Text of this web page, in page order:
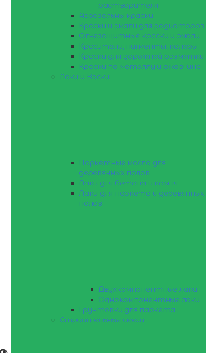
растворителя
Аэрозольны краски
Краски и эмали для радиаторов
Огнезащитные краски и эмали
Красители, пигменты, колеры
Краски для дорожной разметки
Краски по металлу и ржавчине
Лаки и Воски
Паркетные масла для
деревянных полов
Лаки для бетона и камня
Лаки для паркета и деревянных
полов
Двухкомпонентные лаки
Однокомпонентные лаки
Грунтовки для паркета
Строительные смеси